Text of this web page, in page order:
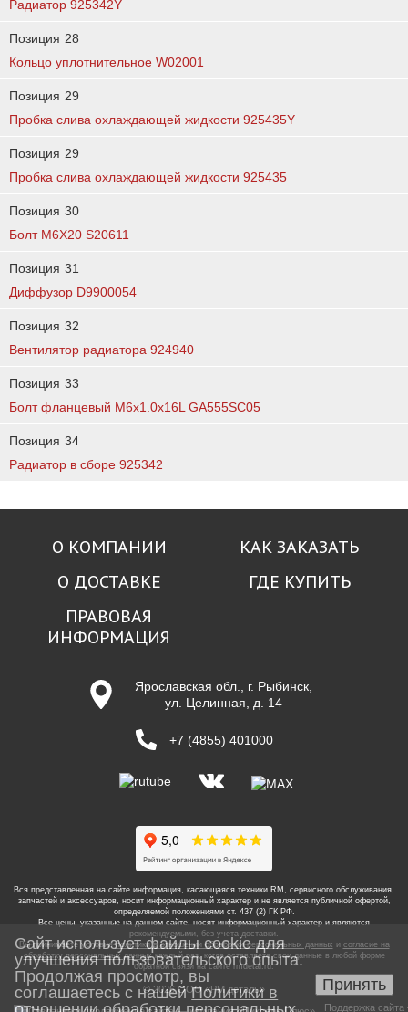
Радиатор 925342Y
Позиция 28
Кольцо уплотнительное W02001
Позиция 29
Пробка слива охлаждающей жидкости 925435Y
Позиция 29
Пробка слива охлаждающей жидкости 925435
Позиция 30
Болт M6X20 S20611
Позиция 31
Диффузор D9900054
Позиция 32
Вентилятор радиатора 924940
Позиция 33
Болт фланцевый M6x1.0x16L GA555SC05
Позиция 34
Радиатор в сборе 925342
Вся представленная на сайте информация, касающаяся техники RM, сервисного обслуживания,
запчастей и аксессуаров, носит информационный характер и не является публичной офертой,
определяемой положениями ст. 437 (2) ГК РФ.
Все цены, указанные на данном сайте, носят информационный характер и являются
рекомендуемыми, без учета доставки.
Вы принимаете условияполитики в отношении обработки персональных данных и согласие на
обработку персональных данныхкаждый раз, когда оставляете свои данные в любой форме
обратной связи на сайте rmdetal.ru.
О КОМПАНИИ
КАК ЗАКАЗАТЬ
О ДОСТАВКЕ
ГДЕ КУПИТЬ
ПРАВОВАЯ
ИНФОРМАЦИЯ
Ярославская обл., г. Рыбинск,
ул. Целинная, д. 14
+7 (4855) 401000
© 2026 ООО «РМ деталь»
Поддержка
Сайт использует файлы cookie для
улучшения пользовательского опыта.
Продолжая просмотр, вы
соглашаетесь с нашейПолитики в
Принять